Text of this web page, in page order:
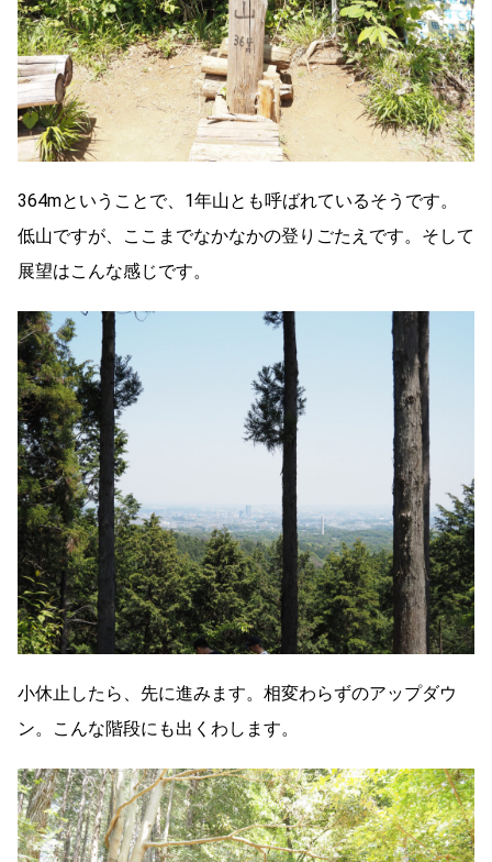
364mということで、1年山とも呼ばれているそうです。
低山ですが、ここまでなかなかの登りごたえです。そして
展望はこんな感じです。
小休止したら、先に進みます。相変わらずのアップダウ
ン。こんな階段にも出くわします。